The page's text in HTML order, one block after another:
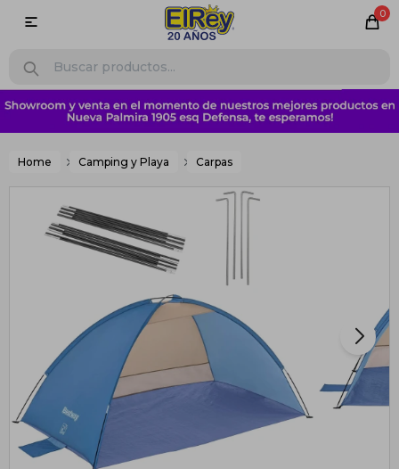
0

Home Camping y Playa Carpas